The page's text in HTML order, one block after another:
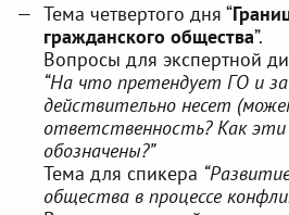
Тема четвертого дня “
гражданского общества”.
Вопросы для экспертной
“На что претендует ГО и
действительно несет
ответственность? Как
обозначены?”
Тема для спикера
общества в процессе